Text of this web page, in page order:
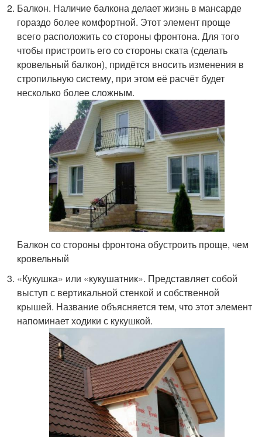
Балкон. Наличие балкона делает жизнь в мансарде
гораздо более комфортной. Этот элемент проще
всего расположить со стороны фронтона. Для того
чтобы пристроить его со стороны ската (сделать
кровельный балкон), придётся вносить изменения в
стропильную систему, при этом её расчёт будет
несколько более сложным.
Балкон со стороны фронтона обустроить проще, чем
кровельный
«Кукушка» или «кукушатник». Представляет собой
выступ с вертикальной стенкой и собственной
крышей. Название объясняется тем, что этот элемент
напоминает ходики с кукушкой.